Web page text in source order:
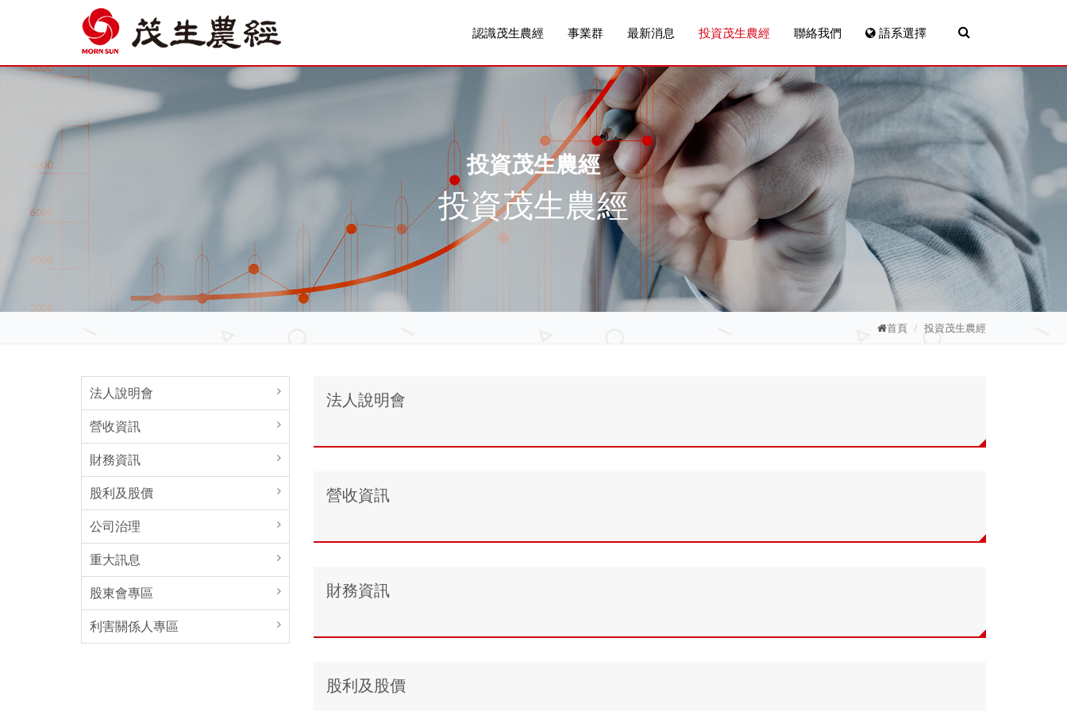
認識茂生農經 事業群 最新消息 投資茂生農經 聯絡我們 語系選擇
投資茂生農經
投資茂生農經
首頁 投資茂生農經
法人說明會
營收資訊
財務資訊
股利及股價
公司治理
重大訊息
股東會專區
利害關係人專區
法人說明會
營收資訊
財務資訊
股利及股價